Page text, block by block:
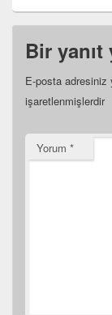
Bir yanıt
E-posta adresiniz
işaretlenmişlerdir
Yorum *